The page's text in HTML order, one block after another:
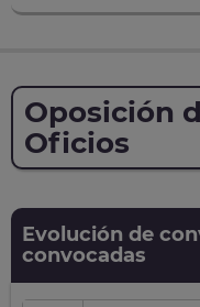
Oposición
Oficios
Evolución de
convocadas